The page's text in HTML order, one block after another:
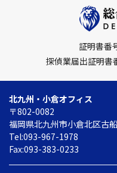
証明書番
探偵業届出証明書
北九州・小倉オフィス
〒802-0082
福岡県北九州市小倉北区古
Tel:093-967-1978
Fax:093-383-0233